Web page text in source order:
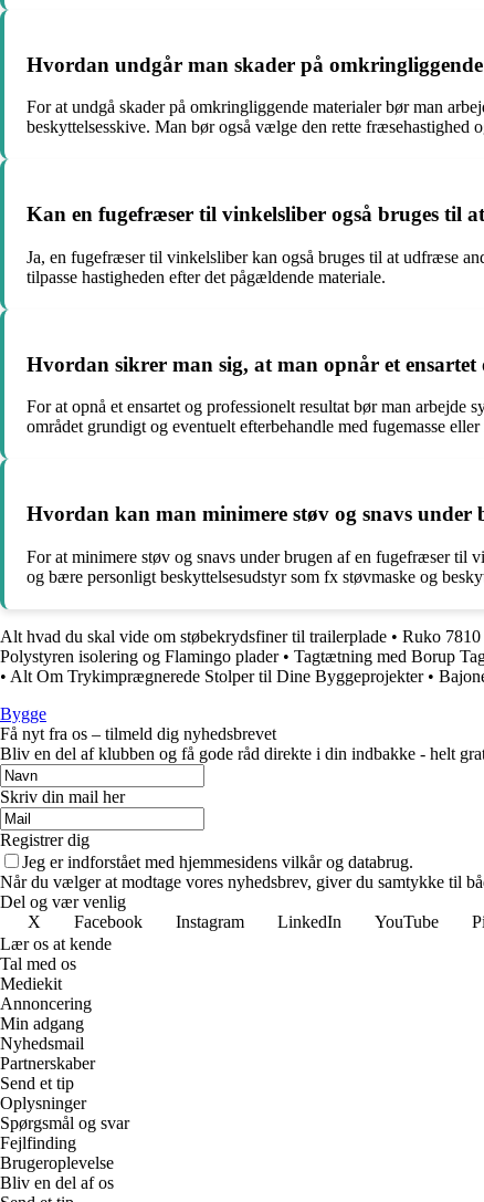
Hvordan undgår man skader på
For at undgå skader på omkringliggende materialer bør man
beskyttelsesskive. Man bør også vælge den rette fræsehastighed
Kan en fugefræser til vinkelsliber også bruges til
Ja, en fugefræser til vinkelsliber kan også bruges til at udfræse
tilpasse hastigheden efter det pågældende materiale.
Hvordan sikrer man sig, at man opnår et
For at opnå et ensartet og professionelt resultat bør man
området grundigt og eventuelt efterbehandle med fugemasse
Hvordan kan man minimere støv og snavs
For at minimere støv og snavs under brugen af en fugefræser til
og bære personligt beskyttelsesudstyr som fx støvmaske og
Alt hvad du skal vide om støbekrydsfiner til trailerplade • Ruko 7810
Polystyren isolering og Flamingo plader• Tagtætning med Borup
• Alt Om Trykimprægnerede Stolper til Dine Byggeprojekter•
Bygge
Få nyt fra os – tilmeld dig nyhedsbrevet
Bliv en del af klubben og få gode råd direkte i din indbakke - helt
Skriv din mail her
Registrer dig
Jeg er indforstået med hjemmesidens vilkår og databrug.
Når du vælger at modtage vores nyhedsbrev, giver du samtykke til
Del og vær venlig
X
Facebook Instagram LinkedIn YouTube
Lær os at kende
Tal med os
Mediekit
Annoncering
Min adgang
Nyhedsmail
Partnerskaber
Send et tip
Oplysninger
Spørgsmål og svar
Fejlfinding
Brugeroplevelse
Bliv en del af os